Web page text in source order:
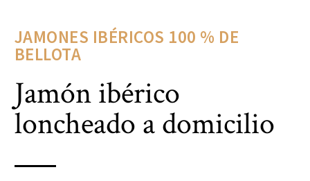
JAMONES IBÉRICOS 100 % DE
BELLOTA
Jamón ibérico
loncheado a domicilio